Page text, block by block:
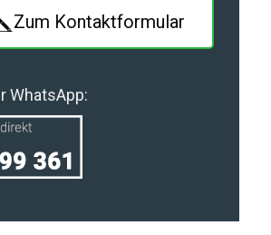
Zum Kontaktformular
WhatsApp: